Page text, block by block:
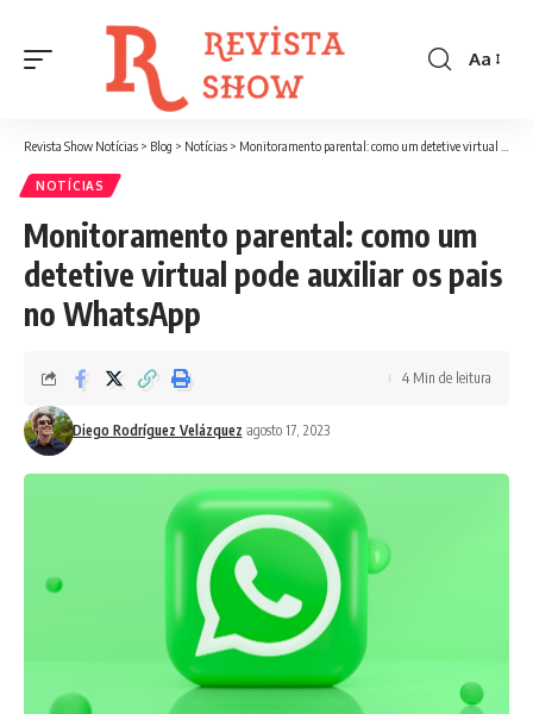
Font
Aa
Revista Show Notícias > Blog > Notícias > Monitoramento parental: como um detetive virtual pode auxiliar os pais no WhatsApp
NOTÍCIAS
Monitoramento parental: como um
detetive virtual pode auxiliar os pais
no WhatsApp
Diego Rodríguez Velázquez agosto 17, 2023
4 Min de leitura